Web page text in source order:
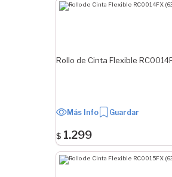
Rollo de Cinta Flexible
Más Info Guardar
$ 1.299